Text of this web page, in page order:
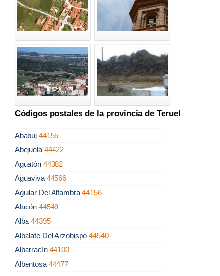
Códigos postales de la provincia de Teruel
Ababuj 44155
Abejuela 44422
Aguatón 44382
Aguaviva 44566
Aguilar Del Alfambra 44156
Alacón 44549
Alba 44395
Albalate Del Arzobispo 44540
Albarracín 44100
Albentosa 44477